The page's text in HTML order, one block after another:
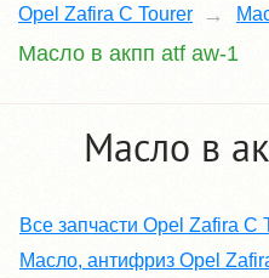
Opel Zafira C Tourer
Масло в акпп atf aw-1
Масло в
Все запчасти Opel Zafira C
Масло, антифриз Opel